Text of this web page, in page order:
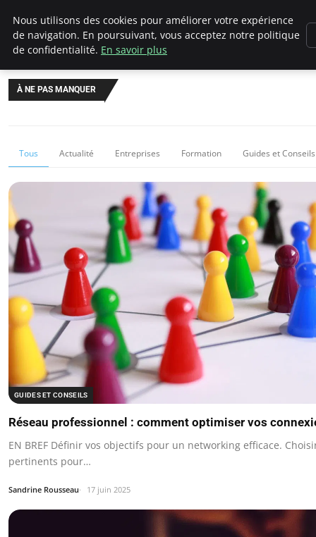
Chasseur De Tête
À NE PAS MANQUER
Tous Actualité Entreprises Formation Guides et Conseils
GUIDES ET CONSEILS
Réseau professionnel : comment optimiser vos
EN BREF Définir vos objectifs pour un networking efficace.
pertinents pour…
Sandrine Rousseau 17 juin 2025
Nous utilisons des cookies pour améliorer votre expérience
de navigation. En poursuivant, vous acceptez notre politique
de confidentialité. En savoir plus